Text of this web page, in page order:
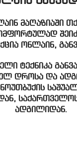
მაღაზიაში
ონლაინ,
ტექნიკა
დროსა და
ადგილიდან.